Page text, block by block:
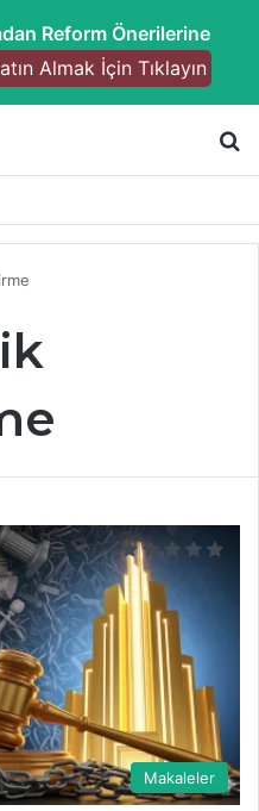
Reform Önerilerine
Almak İçin Tıklayın
Yönetmeliği
Makaleler